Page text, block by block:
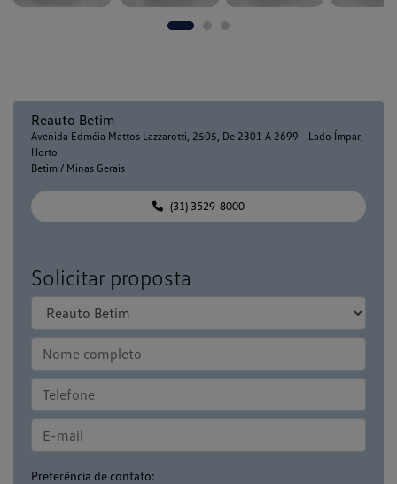
Reauto Betim
Avenida Edméia Mattos Lazzarotti, 2505, De 2301 A 2699 - Lado Ímpar,
Horto
Betim / Minas Gerais
(31) 3529-8000
Solicitar proposta
Preferência de contato: